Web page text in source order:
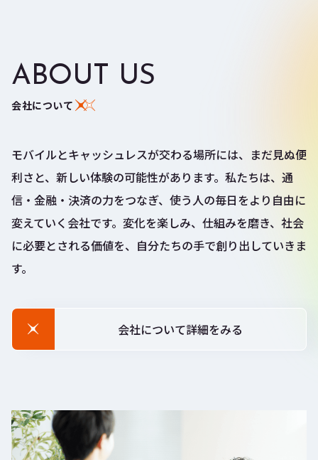
ABOUT US
会社について
モバイルとキャッシュレスが交わる場所には、まだ見ぬ便
利さと、新しい体験の可能性があります。私たちは、通
信・金融・決済の力をつなぎ、使う人の毎日をより自由に
変えていく会社です。変化を楽しみ、仕組みを磨き、社会
に必要とされる価値を、自分たちの手で創り出していきま
す。
会社について詳細をみる